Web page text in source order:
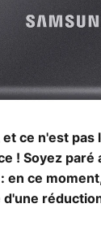
ce n'est pas
! Soyez paré
en ce